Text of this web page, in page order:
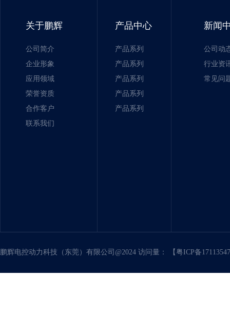
关于鹏辉
公司简介
企业形象
应用领域
荣誉资质
合作客户
联系我们
产品中心
产品系列
产品系列
产品系列
产品系列
产品系列
新闻
公司动
行业资
常见问
鹏辉电控动力科技（东莞）有限公司@2024 访问量： 【粤ICP备